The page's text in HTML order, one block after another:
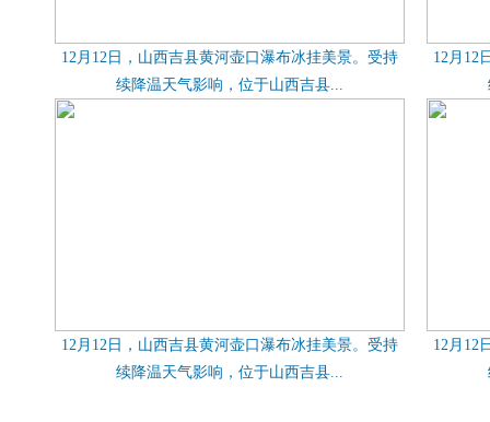
12月12日，山西吉县黄河壶口瀑布冰挂美景。受持
续降温天气影响，位于山西吉县...
12月12
12月12日，山西吉县黄河壶口瀑布冰挂美景。受持
续降温天气影响，位于山西吉县...
12月12